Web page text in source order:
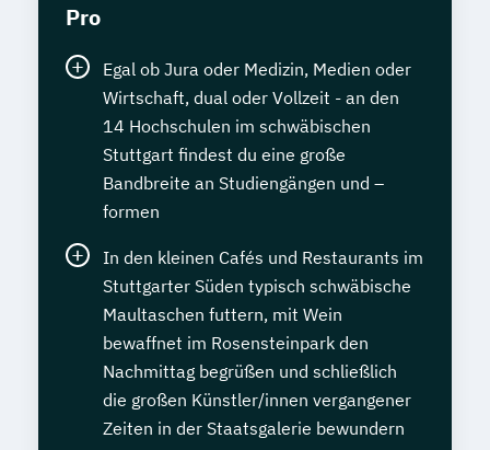
Pro
Egal ob Jura oder Medizin, Medien oder
Wirtschaft, dual oder Vollzeit - an den
14 Hochschulen im schwäbischen
Stuttgart findest du eine große
Bandbreite an Studiengängen und –
formen
In den kleinen Cafés und Restaurants im
Stuttgarter Süden typisch schwäbische
Maultaschen futtern, mit Wein
bewaffnet im Rosensteinpark den
Nachmittag begrüßen und schließlich
die großen Künstler/innen vergangener
Zeiten in der Staatsgalerie bewundern